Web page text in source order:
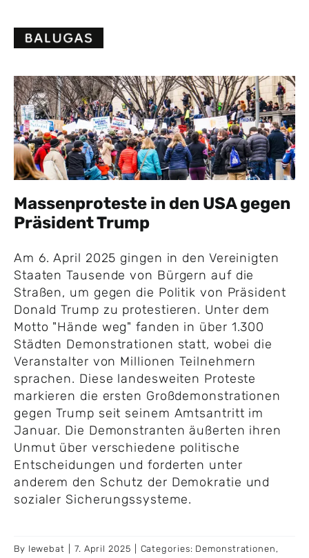
content
Massenproteste in den USA gegen
Präsident Trump
Am 6. April 2025 gingen in den Vereinigten
Staaten Tausende von Bürgern auf die
Straßen, um gegen die Politik von Präsident
Donald Trump zu protestieren. Unter dem
Motto "Hände weg" fanden in über 1.300
Städten Demonstrationen statt, wobei die
Veranstalter von Millionen Teilnehmern
sprachen. Diese landesweiten Proteste
markieren die ersten Großdemonstrationen
gegen Trump seit seinem Amtsantritt im
Januar. Die Demonstranten äußerten ihren
Unmut über verschiedene politische
Entscheidungen und forderten unter
anderem den Schutz der Demokratie und
sozialer Sicherungssysteme.
By lewebat 7. April 2025 Categories: Demonstrationen ,